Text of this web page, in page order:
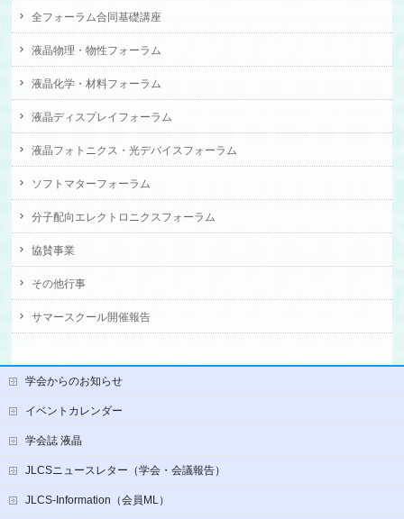
全フォーラム合同基礎講座
液晶物理・物性フォーラム
液晶化学・材料フォーラム
液晶ディスプレイフォーラム
液晶フォトニクス・光デバイスフォーラム
ソフトマターフォーラム
分子配向エレクトロニクスフォーラム
協賛事業
その他行事
サマースクール開催報告
学会からのお知らせ
イベントカレンダー
学会誌 液晶
JLCSニュースレター（学会・会議報告）
JLCS-Information（会員ML）